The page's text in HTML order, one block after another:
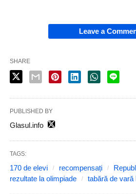
Leave a
SHARE
PUBLISHED BY
Glasul.info
TAGS:
170 de elevi recompensați
rezultate la olimpiade
tabără de vară